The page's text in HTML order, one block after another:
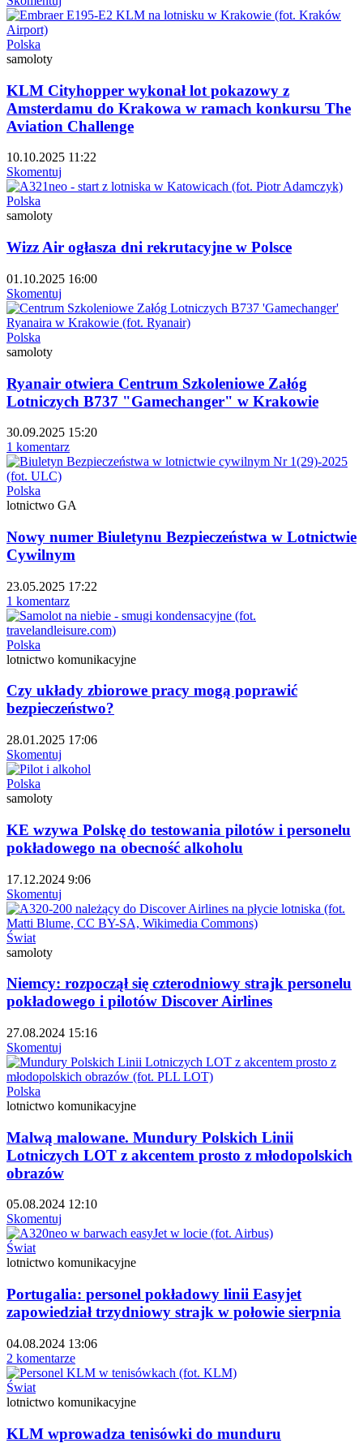
Polska
samoloty
KLM Cityhopper wykonał lot pokazowy z
Amsterdamu do Krakowa w ramach konkursu The
Aviation Challenge
10.10.2025 11:22
Skomentuj
Polska
samoloty
Wizz Air ogłasza dni rekrutacyjne w Polsce
01.10.2025 16:00
Skomentuj
Polska
samoloty
Ryanair otwiera Centrum Szkoleniowe Załóg
Lotniczych B737 "Gamechanger" w Krakowie
30.09.2025 15:20
1 komentarz
Polska
lotnictwo GA
Nowy numer Biuletynu Bezpieczeństwa w Lotnictwie
Cywilnym
23.05.2025 17:22
1 komentarz
Polska
lotnictwo komunikacyjne
Czy układy zbiorowe pracy mogą poprawić
bezpieczeństwo?
28.01.2025 17:06
Skomentuj
Polska
samoloty
KE wzywa Polskę do testowania pilotów i personelu
pokładowego na obecność alkoholu
17.12.2024 9:06
Skomentuj
Świat
samoloty
Niemcy: rozpoczął się czterodniowy strajk personelu
pokładowego i pilotów Discover Airlines
27.08.2024 15:16
Skomentuj
Polska
lotnictwo komunikacyjne
Malwą malowane. Mundury Polskich Linii
Lotniczych LOT z akcentem prosto z młodopolskich
obrazów
05.08.2024 12:10
Skomentuj
Świat
lotnictwo komunikacyjne
Portugalia: personel pokładowy linii Easyjet
zapowiedział trzydniowy strajk w połowie sierpnia
04.08.2024 13:06
2 komentarze
Świat
lotnictwo komunikacyjne
KLM wprowadza tenisówki do munduru